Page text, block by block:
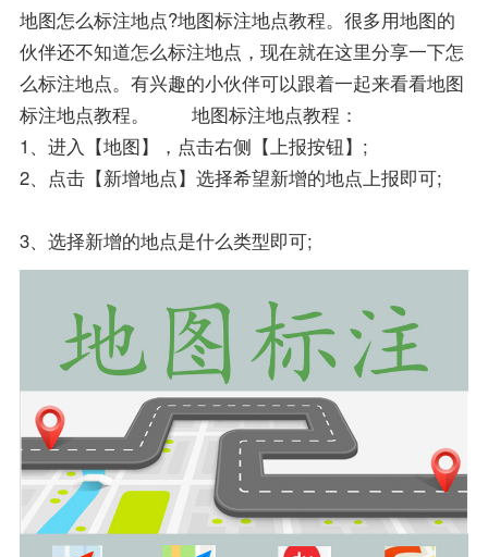
地图怎么标注地点?地图标注地点教程。很多用地图的
伙伴还不知道怎么标注地点，现在就在这里分享一下怎
么标注地点。有兴趣的小伙伴可以跟着一起来看看地图
标注地点教程。 地图标注地点教程：
1、进入【地图】，点击右侧【上报按钮】;
2、点击【新增地点】选择希望新增的地点上报即可;
3、选择新增的地点是什么类型即可;